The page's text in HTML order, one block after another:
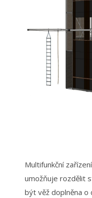
Multifunkční
umožňuje rozdělit
být věž doplněna o